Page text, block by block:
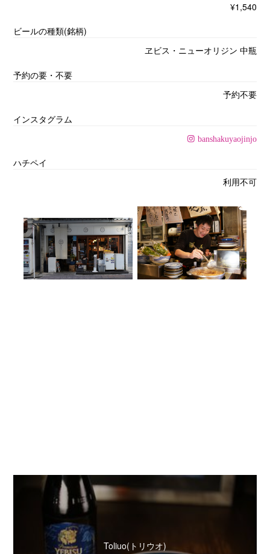
¥1,540
ビールの種類(銘柄)
ヱビス・ニューオリジン 中瓶
予約の要・不要
予約不要
インスタグラム
banshakuyaojinjo
ハチペイ
利用不可
Toliuo(トリウオ)